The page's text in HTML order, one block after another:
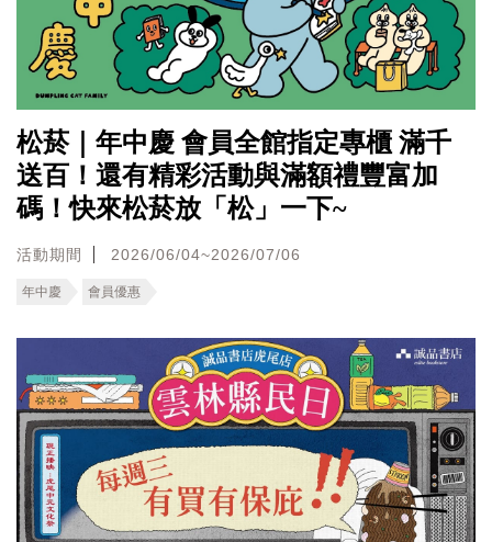
松菸｜年中慶 會員全館指定專櫃 滿千
送百！還有精彩活動與滿額禮豐富加
碼！快來松菸放「松」一下~
活動期間 2026/06/04~2026/07/06
年中慶 會員優惠